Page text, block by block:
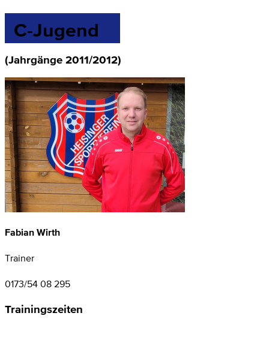
C-Jugend
(Jahrgänge 2011/2012)
Fabian Wirth
Trainer
0173/54 08 295
Trainingszeiten